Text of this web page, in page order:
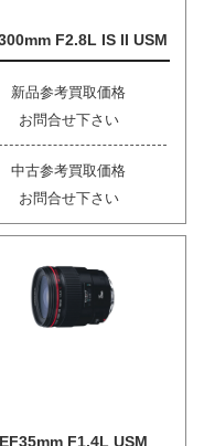
F2.8L IS II USM
新品参考買取価格
お問合せ下さい
中古参考買取価格
お問合せ下さい
EF35mm F1.4L USM